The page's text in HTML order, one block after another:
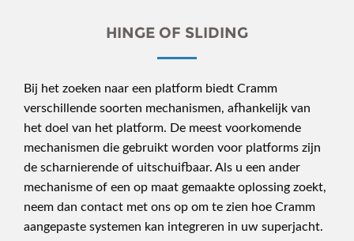
HINGE OF SLIDING
Bij het zoeken naar een platform biedt Cramm
verschillende soorten mechanismen, afhankelijk van
het doel van het platform. De meest voorkomende
mechanismen die gebruikt worden voor platforms zijn
de scharnierende of uitschuifbaar. Als u een ander
mechanisme of een op maat gemaakte oplossing zoekt,
neem dan contact met ons op om te zien hoe Cramm
aangepaste systemen kan integreren in uw superjacht.